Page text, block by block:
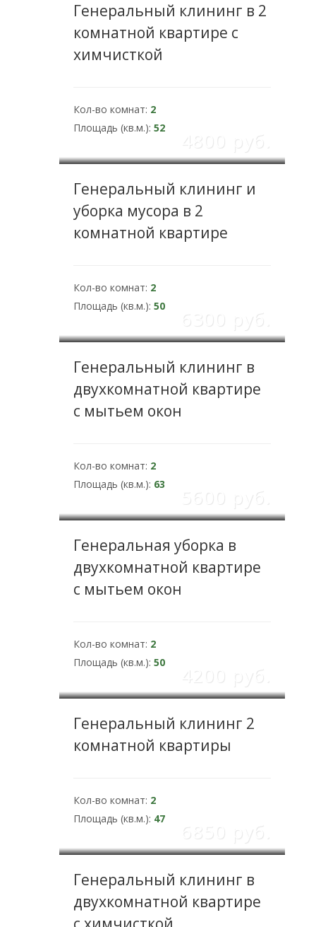
Генеральный клининг в 2
комнатной квартире с
химчисткой
Кол-во комнат: 2
Площадь (кв.м.): 52
4800 pуб.
Генеральный клининг и
уборка мусора в 2
комнатной квартире
Кол-во комнат: 2
Площадь (кв.м.): 50
Генеральный клининг в
двухкомнатной квартире
с мытьем окон
Кол-во комнат: 2
Площадь (кв.м.): 63
Генеральная уборка в
двухкомнатной квартире
с мытьем окон
Кол-во комнат: 2
Площадь (кв.м.): 50
4200 pуб.
Генеральный клининг 2
комнатной квартиры
Кол-во комнат: 2
Площадь (кв.м.): 47
Генеральный клининг в
двухкомнатной квартире